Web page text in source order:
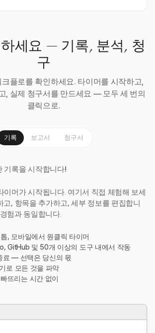
세요 — 기록, 분석, 청
구
플로를 확인하세요. 타이머를 시작하고,
, 실제 청구서를 만드세요 — 모두 세 번의
클릭으로.
기록 보고서 청구서
록을 시작합니다!
이머가 시작됩니다. 여기서 직접 체험해 보세
고, 항목을 추가하고, 세부 정보를 편집합니
험과 동일합니다.
, 모바일에서 원클릭 타이머
GitHub 및 50개 이상의 도구 내에서 작동
료 — 선택은 당신의 몫
로 모든 것을 파악
뜨리는 시간 없이